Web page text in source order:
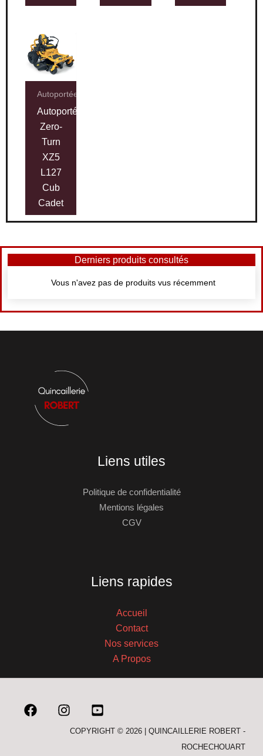
Autoportées
Autoportée
Zero-
Turn
XZ5
L127
Cub
Cadet
Derniers produits consultés
Vous n'avez pas de produits vus récemment
Liens utiles
Politique de confidentialité
Mentions légales
CGV
Liens rapides
Accueil
Contact
Nos services
A Propos
COPYRIGHT © 2026 | QUINCAILLERIE ROBERT -
ROCHECHOUART